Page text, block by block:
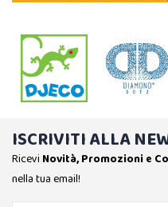
ISCRIVITI ALLA
Ricevi Novità, Promozioni e
nella tua email!